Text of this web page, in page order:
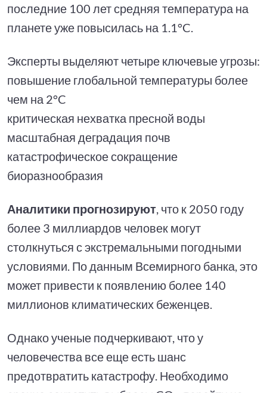
последние 100 лет средняя температура на
планете уже повысилась на 1.1°C.
Эксперты выделяют четыре ключевые угрозы:
повышение глобальной температуры более
чем на 2°C
критическая нехватка пресной воды
масштабная деградация почв
катастрофическое сокращение
биоразнообразия
Аналитики прогнозируют , что к 2050 году
более 3 миллиардов человек могут
столкнуться с экстремальными погодными
условиями. По данным Всемирного банка, это
может привести к появлению более 140
миллионов климатических беженцев.
Однако ученые подчеркивают, что у
человечества все еще есть шанс
предотвратить катастрофу. Необходимо